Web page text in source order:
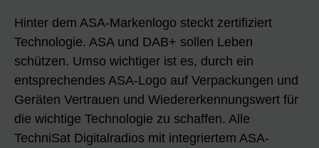
Hinter dem ASA-Markenlogo steckt zertifiziert
Technologie. ASA und DAB+ sollen Leben
schützen. Umso wichtiger ist es, durch ein
entsprechendes ASA-Logo auf Verpackungen und
Geräten Vertrauen und Wiedererkennungswert für
die wichtige Technologie zu schaffen. Alle
TechniSat Digitalradios mit integriertem ASA-